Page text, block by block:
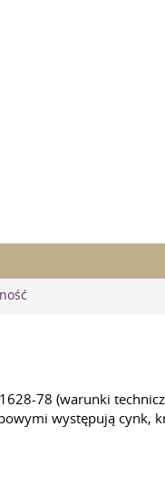
78 (warunki
występują cynk,